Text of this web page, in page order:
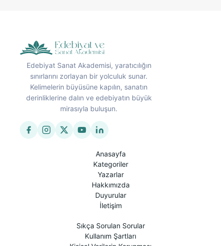
Edebiyat Sanat Akademisi, yaratıcılığın
sınırlarını zorlayan bir yolculuk sunar.
Kelimelerin büyüsüne kapılın, sanatın
derinliklerine dalın ve edebiyatın büyük
mirasıyla buluşun.
Anasayfa
Kategoriler
Yazarlar
Hakkımızda
Duyurular
İletişim
Sıkça Sorulan Sorular
Kullanım Şartları